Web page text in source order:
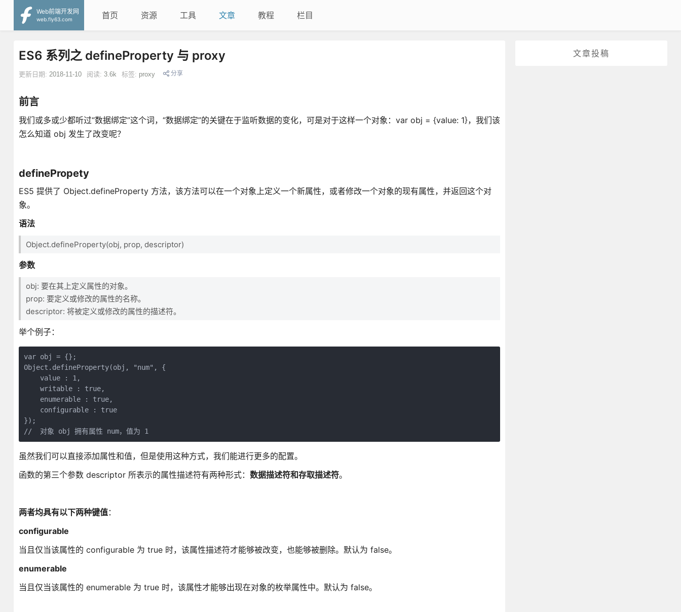
Web前端开发网
web.fly63.com
首页 资源 工具 文章 教程 栏目
文章投稿
ES6 系列之 defineProperty 与 proxy
更新日期: 2018-11-10 阅读: 3.6k 标签: proxy 分享
前言
我们或多或少都听过“数据绑定”这个词，“数据绑定”的关键在于监听数据的变化，可是对于这样一个对象：var obj = {value: 1}，我们该
怎么知道 obj 发生了改变呢？
definePropety
ES5 提供了 Object.defineProperty 方法，该方法可以在一个对象上定义一个新属性，或者修改一个对象的现有属性，并返回这个对
象。
语法
Object.defineProperty(obj, prop, descriptor)
参数
obj: 要在其上定义属性的对象。
prop: 要定义或修改的属性的名称。
descriptor: 将被定义或修改的属性的描述符。
举个例子：
var obj = {};
Object.defineProperty(obj, "num", {
    value : 1,
    writable : true,
    enumerable : true,
    configurable : true
});
//  对象 obj 拥有属性 num，值为 1
虽然我们可以直接添加属性和值，但是使用这种方式，我们能进行更多的配置。
函数的第三个参数 descriptor 所表示的属性描述符有两种形式： 数据描述符和存取描述符。
两者均具有以下两种键值：
configurable
当且仅当该属性的 configurable 为 true 时，该属性描述符才能够被改变，也能够被删除。默认为 false。
enumerable
当且仅当该属性的 enumerable 为 true 时，该属性才能够出现在对象的枚举属性中。默认为 false。